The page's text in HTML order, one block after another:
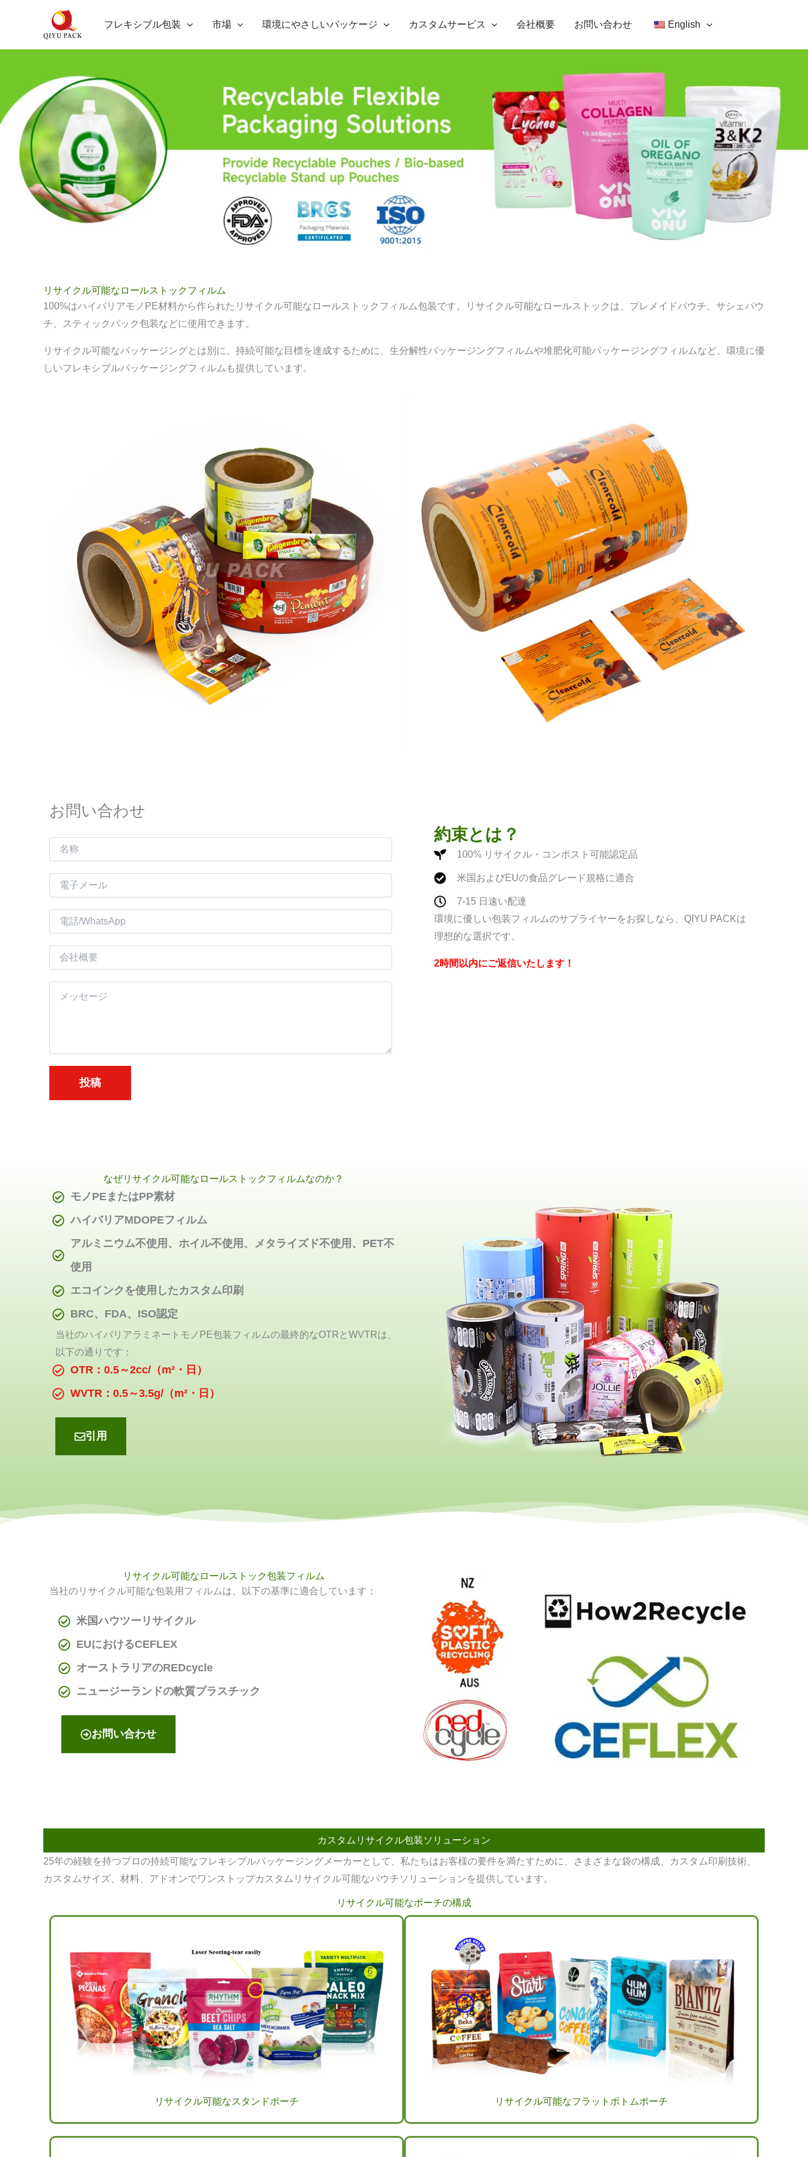
プ
フレキシブル包装 市場 環境にやさしいパッケージ カスタムサービス 会社概要 お問い合わせ English
リサイクル可能なロールストックフィルム
100%はハイバリアモノPE材料から作られたリサイクル可能なロールストックフィルム包装です。リサイクル可能なロールストックは、プレメイドパウチ、サシェパウ
チ、スティックパック包装などに使用できます。
リサイクル可能なパッケージングとは別に、持続可能な目標を達成するために、生分解性パッケージングフィルムや堆肥化可能パッケージングフィルムなど、環境に優
しいフレキシブルパッケージングフィルムも提供しています。
お問い合わせ
称
子
メ
ー
ル
話
社
概
投稿
約束とは？
100% リサイクル・コンポスト可能認定品
米国およびEUの食品グレード規格に適合
7-15 日速い配達
環境に優しい包装フィルムのサプライヤーをお探しなら、QIYU PACKは
理想的な選択です。
2時間以内にご返信いたします！
なぜリサイクル可能なロールストックフィルムなのか？
モノPEまたはPP素材
ハイバリアMDOPEフィルム
アルミニウム不使用、ホイル不使用、メタライズド不使用、PET不
使用
エコインクを使用したカスタム印刷
BRC、FDA、ISO認定
当社のハイバリアラミネートモノPE包装フィルムの最終的なOTRとWVTRは、
以下の通りです：
OTR：0.5～2cc/（m²・日）
WVTR：0.5～3.5g/（m²・日）
引用
リサイクル可能なロールストック包装フィルム
当社のリサイクル可能な包装用フィルムは、以下の基準に適合しています：
米国ハウツーリサイクル
EUにおけるCEFLEX
オーストラリアのREDcycle
ニュージーランドの軟質プラスチック
お問い合わせ
カスタムリサイクル包装ソリューション
25年の経験を持つプロの持続可能なフレキシブルパッケージングメーカーとして、私たちはお客様の要件を満たすために、さまざまな袋の構成、カスタム印刷技術、
カスタムサイズ、材料、アドオンでワンストップカスタムリサイクル可能なパウチソリューションを提供しています。
リサイクル可能なポーチの構成
リサイクル可能なスタンドポーチ リサイクル可能なフラットボトムポーチ